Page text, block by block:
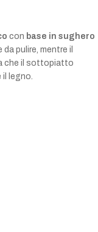
con base in sughero
pulire, mentre il
che il sottopiatto
il legno.